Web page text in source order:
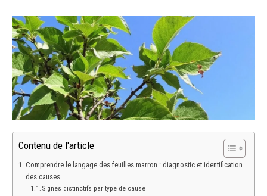
Contenu de l'article
Comprendre le langage des feuilles marron : diagnostic et identification
des causes
Signes distinctifs par type de cause